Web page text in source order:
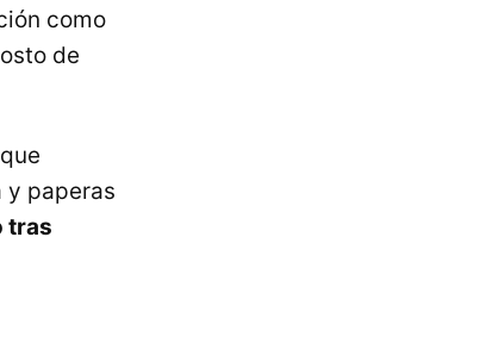
como
de
y paperas
tras